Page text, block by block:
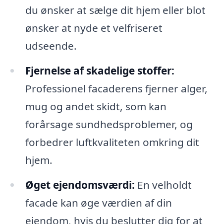
du ønsker at sælge dit hjem eller blot
ønsker at nyde et velfriseret
udseende.
Fjernelse af skadelige stoffer:
Professionel facaderens fjerner alger,
mug og andet skidt, som kan
forårsage sundhedsproblemer, og
forbedrer luftkvaliteten omkring dit
hjem.
Øget ejendomsværdi: En velholdt
facade kan øge værdien af din
ejendom, hvis du beslutter dig for at